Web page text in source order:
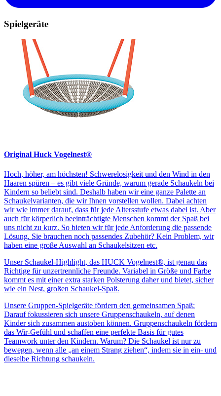
Spielgeräte
Original Huck Vogelnest®
Hoch, höher, am höchsten! Schwerelosigkeit und den Wind in den
Haaren spüren – es gibt viele Gründe, warum gerade Schaukeln bei
Kindern so beliebt sind. Deshalb haben wir eine ganze Palette an
Schaukelvarianten, die wir Ihnen vorstellen wollen. Dabei achten
wir wie immer darauf, dass für jede Altersstufe etwas dabei ist. Aber
auch für körperlich beeinträchtigte Menschen kommt der Spaß bei
uns nicht zu kurz. So bieten wir für jede Anforderung die passende
Lösung. Sie brauchen noch passendes Zubehör? Kein Problem, wir
haben eine große Auswahl an Schaukelsitzen etc.
Unser Schaukel-Highlight, das HUCK Vogelnest®, ist genau das
Richtige für unzertrennliche Freunde. Variabel in Größe und Farbe
kommt es mit einer extra starken Polsterung daher und bietet, sicher
wie ein Nest, großen Schaukel-Spaß.
Unsere Gruppen-Spielgeräte fördern den gemeinsamen Spaß:
Darauf fokussieren sich unsere Gruppenschaukeln, auf denen
Kinder sich zusammen austoben können. Gruppenschaukeln fördern
das Wir-Gefühl und schaffen eine perfekte Basis für gutes
Teamwork unter den Kindern. Warum? Die Schaukel ist nur zu
bewegen, wenn alle „an einem Strang ziehen“, indem sie in ein- und
dieselbe Richtung schaukeln.